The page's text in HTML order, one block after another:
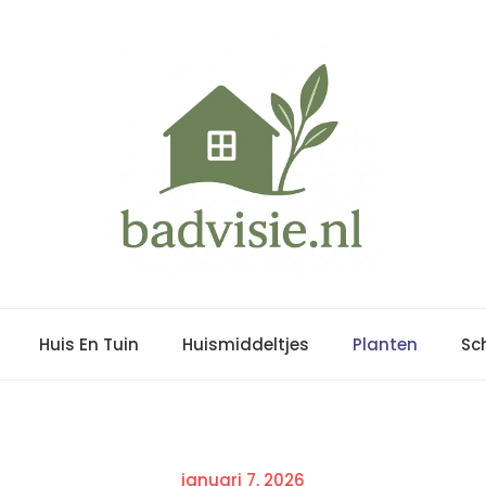
Huis En Tuin Huismiddeltjes Planten
Posted
januari 7, 2026